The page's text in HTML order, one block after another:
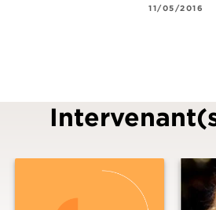
11/05/2016